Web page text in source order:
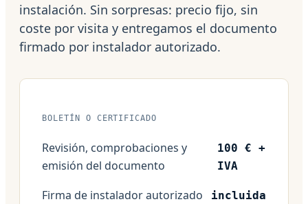
instalación. Sin sorpresas: precio fijo, sin
coste por visita y entregamos el documento
firmado por instalador autorizado.
BOLETÍN O CERTIFICADO
Revisión, comprobaciones y
emisión del documento
100 € +
IVA
Firma de instalador autorizado incluida